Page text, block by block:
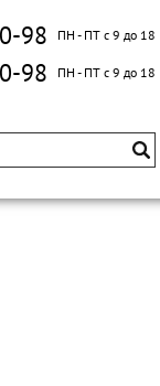
98 ПН - ПТ с 9 до 18
98 ПН - ПТ с 9 до 18